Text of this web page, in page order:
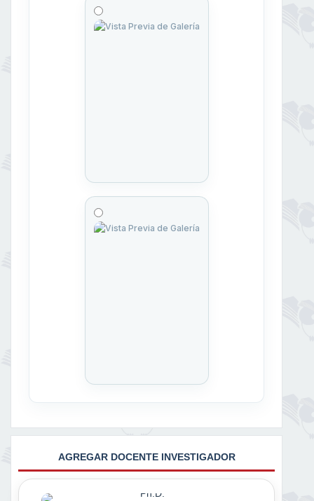
AGREGAR DOCENTE INVESTIGADOR